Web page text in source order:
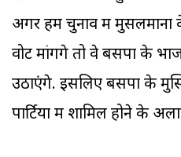
अगर हम चुनाव में
वोट मांगेंगे तो वे बसपा के
उठाएंगे. इसलिए बसपा के
पार्टियों में शामिल होने के